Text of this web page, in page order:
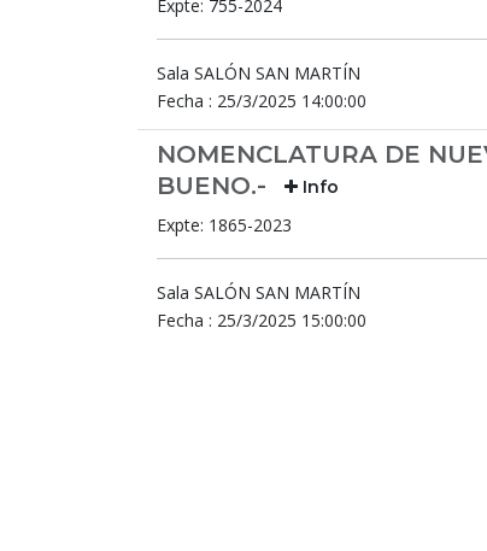
Expte: 755-2024
Sala SALÓN SAN MARTÍN
Fecha : 25/3/2025 14:00:00
NOMENCLATURA DE
BUENO.-
Info
Expte: 1865-2023
Sala SALÓN SAN MARTÍN
Fecha : 25/3/2025 15:00:00